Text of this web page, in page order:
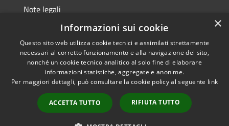
Note legali
Dichiarazione di accessibilità
RSS
Accessibilità
Copyright © 2026 • Comune di
Municipium•
Accesso
redazione
×
Informazioni sui cookie
Questo sito web utilizza cookie tecnici e assimilati strettamente
necessari al corretto funzionamento e alla navigazione del sito,
nonché un cookie tecnico analitico al solo fine di elaborare
informazioni statistiche, aggregate e anonime.
Per maggiori dettagli, può consultare la cookie policy al seguente link
ACCETTA TUTTO RIFIUTA TUTTO